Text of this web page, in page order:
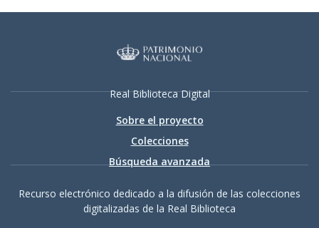
Real Biblioteca Digital
Sobre el proyecto
Colecciones
Búsqueda avanzada
Recurso electrónico dedicado a la difusión de las colecciones
digitalizadas de la Real Biblioteca